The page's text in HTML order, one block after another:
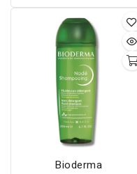
universel à l’acide
hyaluronique et huiles
végétales, lisse rides,
unifie le teint et repulpe
la peau.
Bioderma